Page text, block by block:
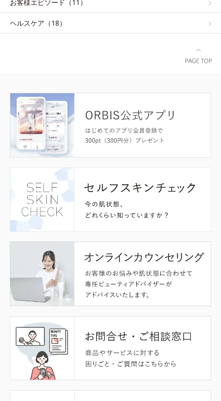
お客様エピソード（11）
ヘルスケア（18）